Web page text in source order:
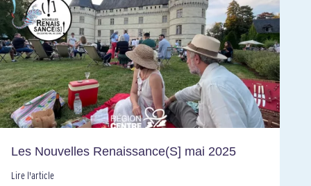
Les Nouvelles Renaissance(S] mai 2025
Lire l'article